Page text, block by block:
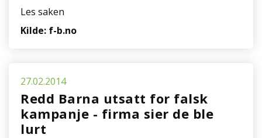
Les saken
Kilde: f-b.no
27.02.2014
Redd Barna utsatt for falsk
kampanje - firma sier de ble
lurt